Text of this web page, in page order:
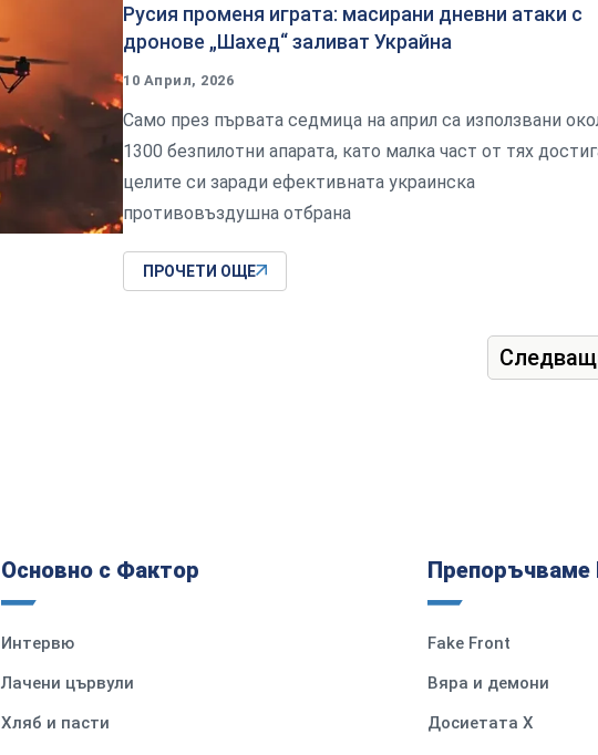
Русия променя играта: масирани дневни атаки с
дронове „Шахед“ заливат Украйна
10 Април, 2026
Само през първата седмица на април са използвани
1300 безпилотни апарата, като малка част от тях
целите си заради ефективната украинска
противовъздушна отбрана
ПРОЧЕТИ ОЩЕ
Основно с Фактор
Интервю
Лачени цървули
Хляб и пасти
Препоръчваме
Fake Front
Вяра и демони
Досиетата Х